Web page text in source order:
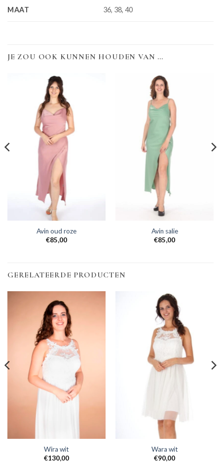
MAAT 36, 38, 40
JE ZOU OOK KUNNEN HOUDEN VAN …
Avin oud roze
€85,00
Avin salie
€85,00
GERELATEERDE PRODUCTEN
Wira wit
€130,00
Wara wit
€90,00